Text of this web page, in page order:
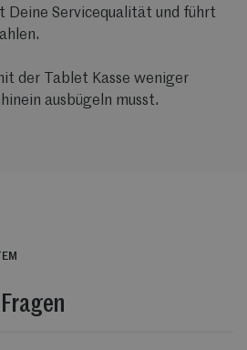
Deine Servicequalität und führt
der Tablet Kasse weniger
ausbügeln musst.